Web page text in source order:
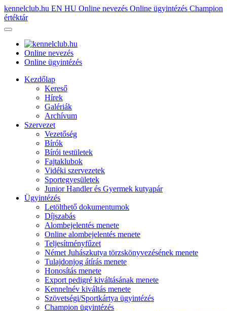
kennelclub.hu EN HU Online nevezés Online ügyintézés Champion
értéktár
Online nevezés
Online ügyintézés
Kezdőlap
Kereső
Hírek
Galériák
Archívum
Szervezet
Vezetőség
Bírók
Bírói testületek
Fajtaklubok
Vidéki szervezetek
Sportegyesületek
Junior Handler és Gyermek kutyapár
Ügyintézés
Letölthető dokumentumok
Díjszabás
Alombejelentés menete
Online alombejelentés menete
Teljesítményfűzet
Német Juhászkutya törzskönyvezésének menete
Tulajdonjog átírás menete
Honosítás menete
Export pedigré kiváltásának menete
Kennelnév kiváltás menete
Szövetségi/Sportkártya ügyintézés
Champion ügyintézés